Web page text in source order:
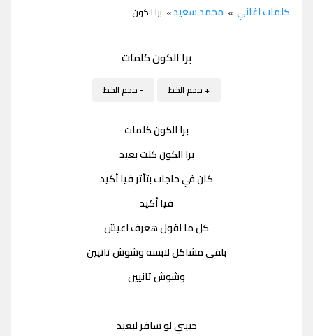
كلمات اغاني » محمد سعيد» برا الكون
برا الكون كلمات
+ حجم الخط - حجم الخط
برا الكون كلمات
برا الكون كنت بعيد
كان في حاجات بتأثر فيا أكيد
فيا أكيد
كل ما اقول هعرف اعيش
بلقى مشاكل لابسه وشوش تانيين
وشوش تانيين
حبيبي لو سافر لبعيد